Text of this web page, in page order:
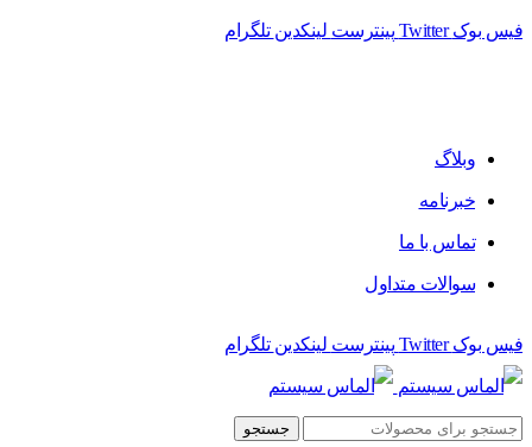
فیس بوک Twitter پینترست لینکدین تلگرام
وبلاگ
خبرنامه
تماس با ما
سوالات متداول
فیس بوک Twitter پینترست لینکدین تلگرام
جستجو